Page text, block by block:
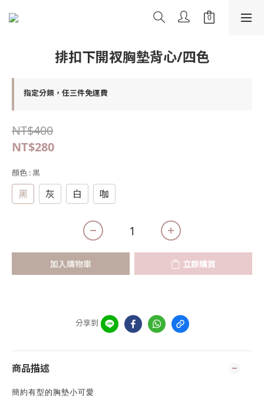
排扣下開衩胸墊背心/四色
指定分類，任三件免運費
NT$400
NT$280
顏色 : 黑
黑 灰 白 咖
加入購物車 立即購買
分享到
商品描述
簡約有型的胸墊小可愛